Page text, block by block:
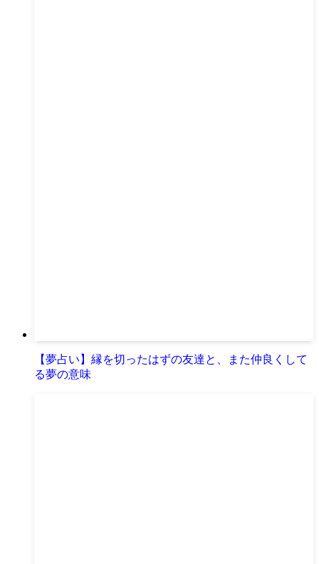
【夢占い】縁を切ったはずの友達と、また仲良くして
る夢の意味